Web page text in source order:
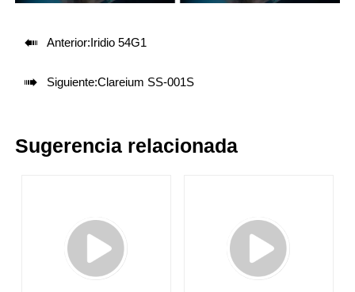
 Anterior:Iridio 54G1
 Siguiente:Clareium SS-001S
Sugerencia relacionada